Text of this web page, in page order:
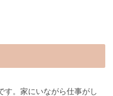
す。家にいながら仕事がし